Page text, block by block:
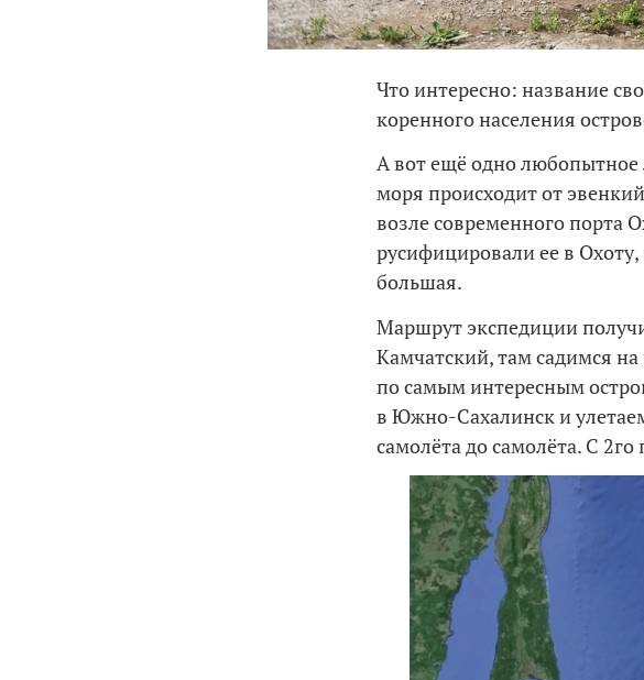
Что интересно: название
коренного населения
А вот ещё одно любопытное
моря происходит от
возле современного порта
русифицировали ее в
большая.
Маршрут экспедиции
Камчатский, там садимся
по самым интересным
в Южно-Сахалинск и
самолёта до самолёта. С 2го